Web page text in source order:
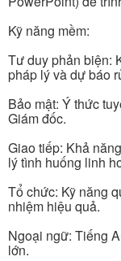
Kỹ năng mềm:
Tư duy phản biện:
pháp lý và dự báo
Bảo mật: Ý thức
Giám đốc.
Giao tiếp: Khả
lý tình huống linh
Tổ chức: Kỹ năng
nhiệm hiệu quả.
Ngoại ngữ: Tiếng
lớn.